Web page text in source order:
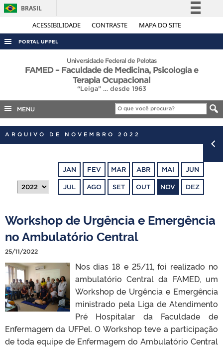
ACESSIBILIDADE CONTRASTE MAPA DO SITE
BRASIL
Simplifique!
Acesso à informação
Legislação
Canais
PORTAL UFPEL
ACESSO À INFORMAÇÃO
CONCURSOS
EDITAIS
INTERNACIONAL
TELEFONES
Universidade Federal de Pelotas
FAMED – Faculdade de Medicina, Psicologia e
Terapia Ocupacional
“Leiga” … desde 1963
MENU
ARQUIVO DE NOVEMBRO 2022
JAN FEV MAR ABR MAI JUN
JUL AGO SET OUT NOV DEZ
Workshop de Urgência e Emergência
no Ambulatório Central
25/11/2022
Nos dias 18 e 25/11, foi realizado no
ambulatório Central da FAMED, um
Workshop de Urgência e Emergência
ministrado pela Liga de Atendimento
Pré Hospitalar da Faculdade de
Enfermagem da UFPel. O Workshop teve a participação
de toda equipe de Enfermagem do Ambulatório Central